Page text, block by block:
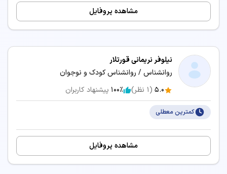
مشاهده پروفایل
نیلوفر نریمانی قورتلار
روانشناس / روانشناس کودک و نوجوان
5.0
(
1 نظر) 100٪ پیشنهاد کاربران
کمترین معطلی
مشاهده پروفایل